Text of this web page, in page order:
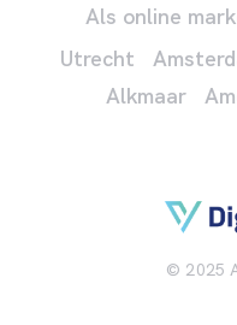
Als online
Utrecht
Alkmaar
© 2025